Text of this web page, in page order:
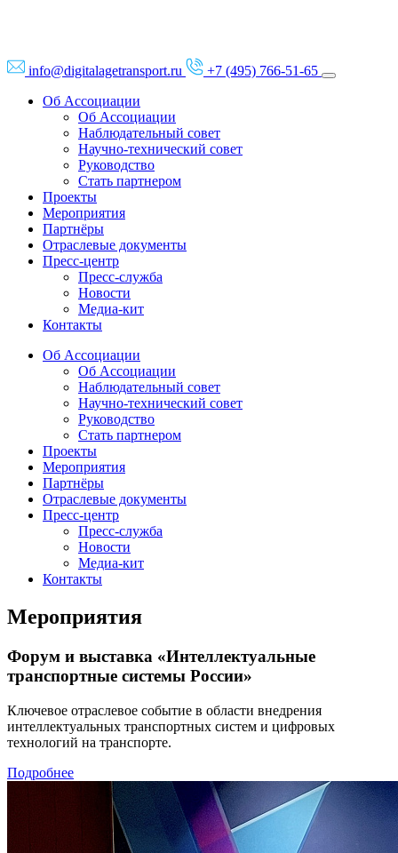
info@digitalagetransport.ru
+7 (495) 766-51-65
Об Ассоциации
Об Ассоциации
Наблюдательный совет
Научно-технический совет
Руководство
Стать партнером
Проекты
Мероприятия
Партнёры
Отраслевые документы
Пресс-центр
Пресс-служба
Новости
Медиа-кит
Контакты
Об Ассоциации
Об Ассоциации
Наблюдательный совет
Научно-технический совет
Руководство
Стать партнером
Проекты
Мероприятия
Партнёры
Отраслевые документы
Пресс-центр
Пресс-служба
Новости
Медиа-кит
Контакты
Мероприятия
Форум и выставка «Интеллектуальные
транспортные системы России»
Ключевое отраслевое событие в области внедрения
интеллектуальных транспортных систем и цифровых
технологий на транспорте.
Подробнее